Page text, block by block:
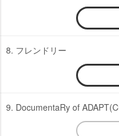
8. フレンドリー
9. DocumentaRy of